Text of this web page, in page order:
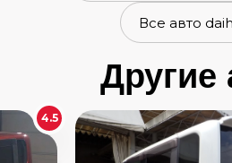
Все авто
Другие
4.5